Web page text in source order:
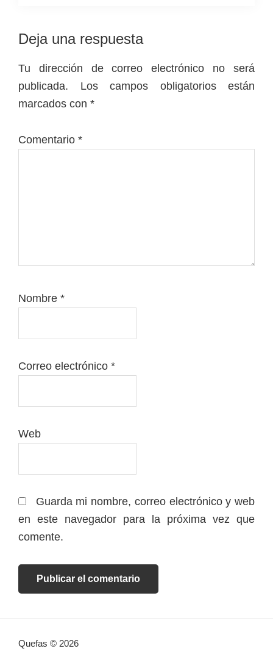
Interacciones
los
lectores
Deja una respuesta
Tu dirección de correo electrónico no será
publicada.
Los campos obligatorios están
marcados con *
Comentario *
Nombre *
Correo electrónico *
Web
Guarda mi nombre, correo electrónico y web
en este navegador para la próxima vez que
comente.
Quefas © 2026